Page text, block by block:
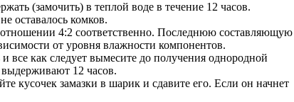
(замочить) в теплой воде в течение 12 часов.
оставалось комков.
4:2 соответственно. Последнюю составляющую
от уровня влажности компонентов.
все как следует вымесите до получения однородной
12 часов.
кусочек замазки в шарик и сдавите его. Если он начнет